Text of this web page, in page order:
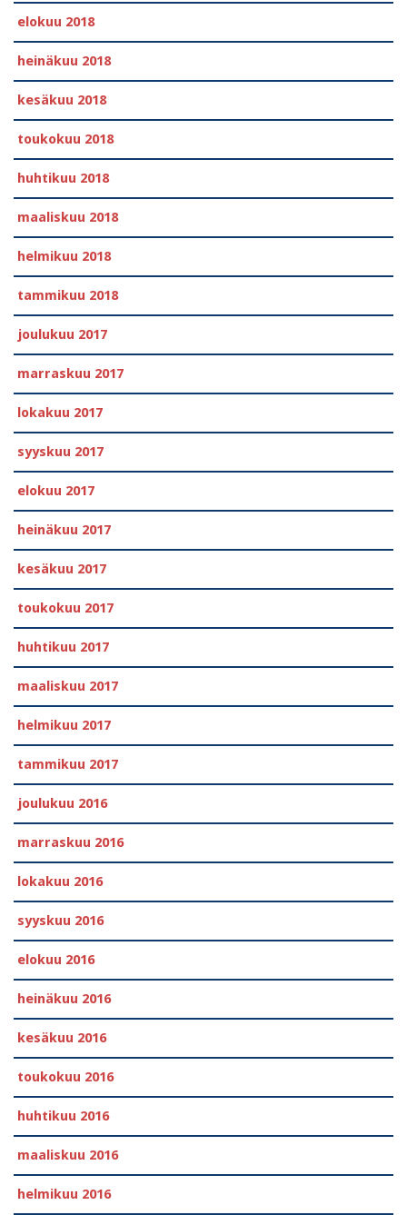
elokuu 2018
heinäkuu 2018
kesäkuu 2018
toukokuu 2018
huhtikuu 2018
maaliskuu 2018
helmikuu 2018
tammikuu 2018
joulukuu 2017
marraskuu 2017
lokakuu 2017
syyskuu 2017
elokuu 2017
heinäkuu 2017
kesäkuu 2017
toukokuu 2017
huhtikuu 2017
maaliskuu 2017
helmikuu 2017
tammikuu 2017
joulukuu 2016
marraskuu 2016
lokakuu 2016
syyskuu 2016
elokuu 2016
heinäkuu 2016
kesäkuu 2016
toukokuu 2016
huhtikuu 2016
maaliskuu 2016
helmikuu 2016